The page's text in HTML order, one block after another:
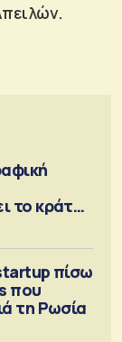
το κράτος
πίσω
που
τη Ρωσία